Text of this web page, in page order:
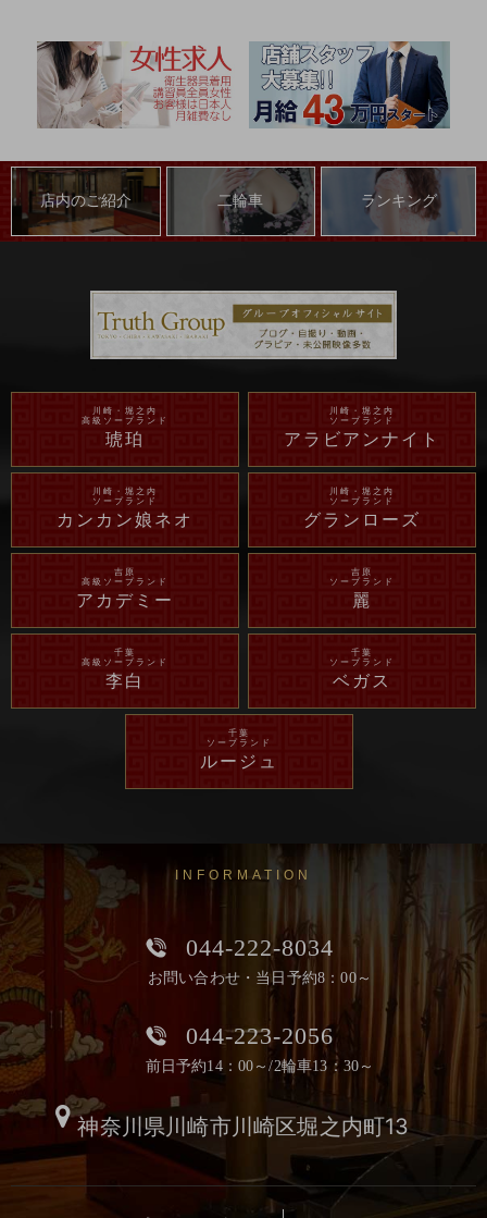
店内のご紹介 二輪車 ランキング
川崎・堀之内
高級ソープランド
琥珀
川崎・堀之内
ソープランド
アラビアンナイト
川崎・堀之内
ソープランド
カンカン娘ネオ
川崎・堀之内
ソープランド
グランローズ
吉原
高級ソープランド
アカデミー
吉原
ソープランド
麗
千葉
高級ソープランド
李白
千葉
ソープランド
ベガス
千葉
ソープランド
ルージュ
INFORMATION
044-222-8034
お問い合わせ・当日予約8：00～
044-223-2056
前日予約14：00～/2輪車13：30～
神奈川県川崎市川崎区堀之内町13